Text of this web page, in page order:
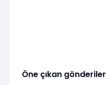
Öne çıkan gönderiler